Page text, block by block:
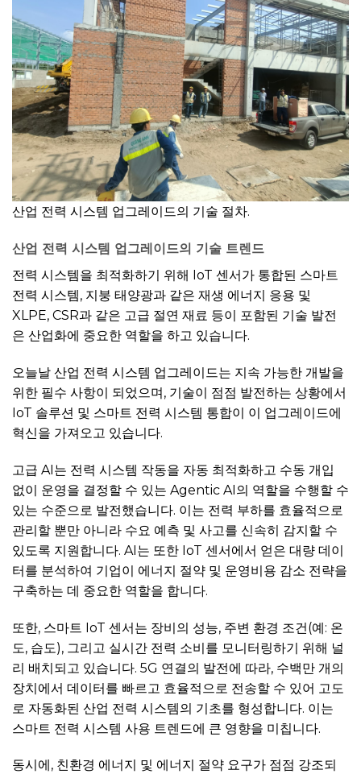
산업 전력 시스템 업그레이드의 기술 절차.
산업 전력 시스템 업그레이드의 기술 트렌드
전력 시스템을 최적화하기 위해 IoT 센서가 통합된 스마트
전력 시스템, 지붕 태양광과 같은 재생 에너지 응용 및
XLPE, CSR과 같은 고급 절연 재료 등이 포함된 기술 발전
은 산업화에 중요한 역할을 하고 있습니다.
오늘날 산업 전력 시스템 업그레이드는 지속 가능한 개발을
위한 필수 사항이 되었으며, 기술이 점점 발전하는 상황에서
IoT 솔루션 및 스마트 전력 시스템 통합이 이 업그레이드에
혁신을 가져오고 있습니다.
고급 AI는 전력 시스템 작동을 자동 최적화하고 수동 개입
없이 운영을 결정할 수 있는 Agentic AI의 역할을 수행할 수
있는 수준으로 발전했습니다. 이는 전력 부하를 효율적으로
관리할 뿐만 아니라 수요 예측 및 사고를 신속히 감지할 수
있도록 지원합니다. AI는 또한 IoT 센서에서 얻은 대량 데이
터를 분석하여 기업이 에너지 절약 및 운영비용 감소 전략을
구축하는 데 중요한 역할을 합니다.
또한, 스마트 IoT 센서는 장비의 성능, 주변 환경 조건(예: 온
도, 습도), 그리고 실시간 전력 소비를 모니터링하기 위해 널
리 배치되고 있습니다. 5G 연결의 발전에 따라, 수백만 개의
장치에서 데이터를 빠르고 효율적으로 전송할 수 있어 고도
로 자동화된 산업 전력 시스템의 기초를 형성합니다. 이는
스마트 전력 시스템 사용 트렌드에 큰 영향을 미칩니다.
동시에, 친환경 에너지 및 에너지 절약 요구가 점점 강조되